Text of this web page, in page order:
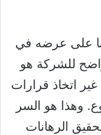
على عرضه في
للشركة هو
اتخاذ قرارات
وهذا هو السر
الرهانات